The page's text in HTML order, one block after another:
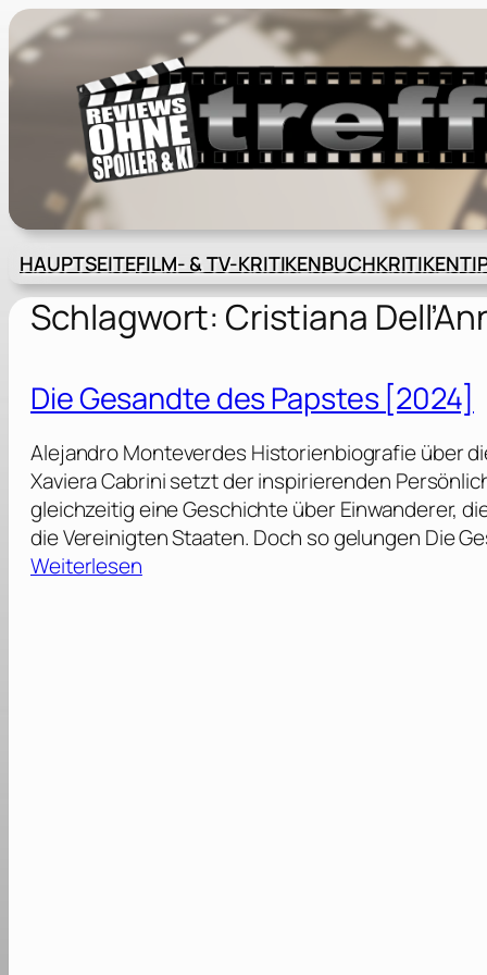
Zum
Inhalt
springen
HAUPTSEITEFILM- & TV-KRITIKENBUCHKRITIKEN
Schlagwort: Cristiana
Die Gesandte des Papstes [2024]
Alejandro Monteverdes Historienbiografie über
Xaviera Cabrini setzt der inspirierenden
gleichzeitig eine Geschichte über Einwanderer,
die Vereinigten Staaten. Doch so gelungen Die
Weiterlesen: